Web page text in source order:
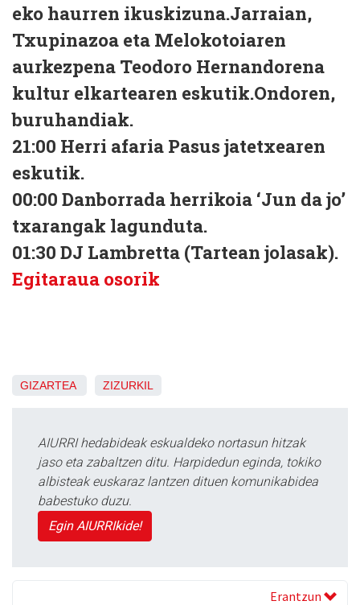
eko haurren ikuskizuna.Jarraian,
Txupinazoa eta Melokotoiaren
aurkezpena Teodoro Hernandorena
kultur elkartearen eskutik.Ondoren,
buruhandiak.
21:00 Herri afaria Pasus jatetxearen
eskutik.
00:00 Danborrada herrikoia ‘Jun da jo’
txarangak lagunduta.
01:30 DJ Lambretta (Tartean jolasak).
Egitaraua osorik
GIZARTEA ZIZURKIL
AIURRI hedabideak eskualdeko nortasun hitzak
jaso eta zabaltzen ditu. Harpidedun eginda, tokiko
albisteak euskaraz lantzen dituen komunikabidea
babestuko duzu.
Egin AIURRIkide!
Erantzun